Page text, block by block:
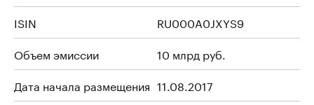
ISIN
RU000A0JXYS9
Объем эмиссии
10 млрд руб.
Дата начала размещения 11.08.2017